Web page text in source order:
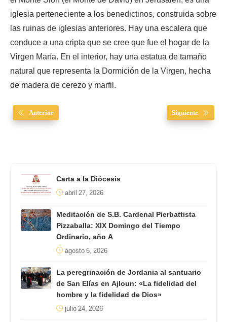
iglesia perteneciente a los benedictinos, construida sobre
las ruinas de iglesias anteriores. Hay una escalera que
conduce a una cripta que se cree que fue el hogar de la
Virgen María. En el interior, hay una estatua de tamaño
natural que representa la Dormición de la Virgen, hecha
de madera de cerezo y marfil.
Anterior Siguiente
Carta a la Diócesis
abril 27, 2026
Meditación de S.B. Cardenal Pierbattista
Pizzaballa: XIX Domingo del Tiempo
Ordinario, año A
agosto 6, 2026
La peregrinación de Jordania al santuario
de San Elías en Ajloun: «La fidelidad del
hombre y la fidelidad de Dios»
julio 24, 2026